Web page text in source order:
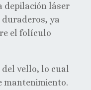
depilación láser
ya
el folículo
vello, lo cual
mantenimiento.